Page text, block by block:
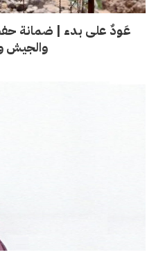
عَودٌ على بدء | ضمانة
والجيش